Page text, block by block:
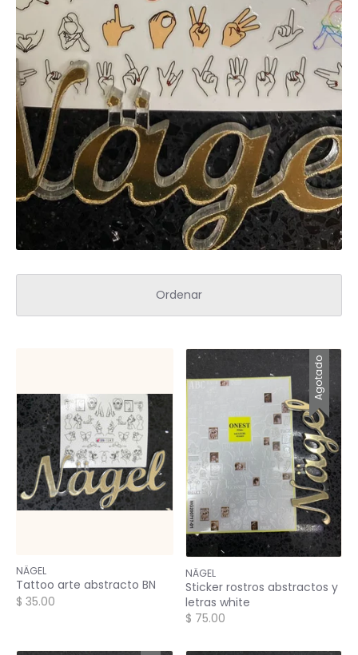
Accesorios y estampadores
Ordenar
NÄGEL
Tattoo arte abstracto BN
$ 35.00
Agotado
NÄGEL
Sticker rostros abstractos y
letras white
$ 75.00